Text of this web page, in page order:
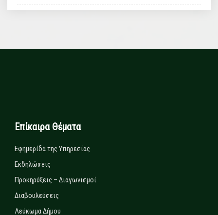
Επίκαιρα Θέματα
Εφημερίδα της Υπηρεσίας
Εκδηλώσεις
Προκηρύξεις – Διαγωνισμοί
Διαβουλεύσεις
Λεύκωμα Δήμου